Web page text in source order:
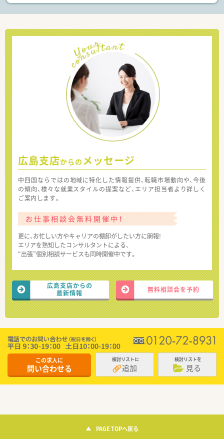
広島支店からの メッセージ
中四国ならではの地域に特化した情報提供、転職市場動向や、今後
の傾向、様々な就業スタイルの提案など、エリア担当者より詳しく
ご案内します。
お仕事相談会無料開催中！
更に、お忙しい方やキャリアの棚卸がしたい方に朗報!
エリアを熟知したコンサルタントによる、
“出張”個別相談サービスも同時開催中です。
広島支店からの
最新情報
無料相談会を予約
この求人に
問い合わせる
検討リストに
追加
検討リストを
見る
PAGE TOPへ戻る